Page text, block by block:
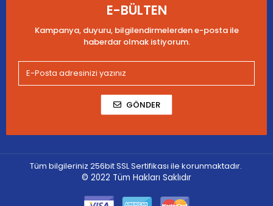
E-BÜLTEN
Kampanya, duyuru, bilgilendirmelerden e-posta ile
haberdar olmak istiyorum.
GÖNDER
Tüm bilgileriniz 256bit SSL Sertifikası ile korunmaktadır.
© 2022 Tüm Hakları Saklıdır